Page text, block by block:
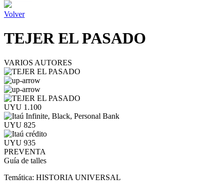
Volver
TEJER EL PASADO
VARIOS AUTORES
UYU 1.100
UYU 825
UYU 935
PREVENTA
Guía de talles
Temática: HISTORIA UNIVERSAL